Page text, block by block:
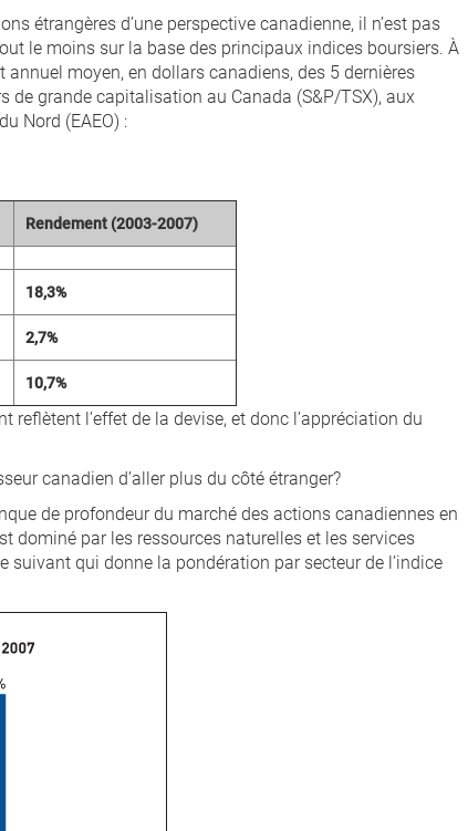
étrangères d’une perspective canadienne, il n’est pas
le moins sur la base des principaux indices boursiers. À
moyen, en dollars canadiens, des 5 dernières
de grande capitalisation au Canada (S&P/TSX), aux
Nord (EAEO) :
Rendement (2003-2007)
18,3%
2,7%
10,7%
l’effet de la devise, et donc l’appréciation du
canadien d’aller plus du côté étranger?
de profondeur du marché des actions canadiennes en
dominé par les ressources naturelles et les services
qui donne la pondération par secteur de l’indice